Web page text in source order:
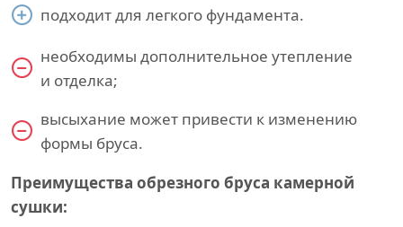
подходит для легкого фундамента.
необходимы дополнительное утепление
и отделка;
высыхание может привести к изменению
формы бруса.
Преимущества обрезного бруса камерной
сушки: